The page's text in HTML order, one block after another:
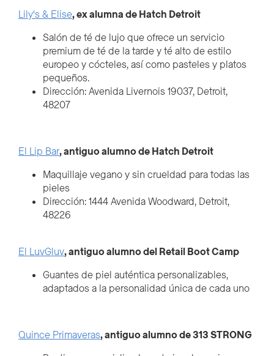
Lily's & Elise, ex alumna de Hatch Detroit
Salón de té de lujo que ofrece un servicio
premium de té de la tarde y té alto de estilo
europeo y cócteles, así como pasteles y platos
pequeños.
Dirección: Avenida Livernois 19037, Detroit,
48207
El Lip Bar, antiguo alumno de Hatch Detroit
Maquillaje vegano y sin crueldad para todas las
pieles
Dirección: 1444 Avenida Woodward, Detroit,
48226
El LuvGluv, antiguo alumno del Retail Boot Camp
Guantes de piel auténtica personalizables,
adaptados a la personalidad única de cada uno
Quince Primaveras, antiguo alumno de 313 STRONG